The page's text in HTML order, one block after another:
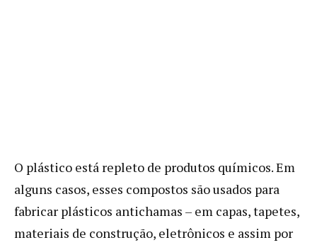
O plástico está repleto de produtos químicos. Em
alguns casos, esses compostos são usados para
fabricar plásticos antichamas – em capas, tapetes,
materiais de construção, eletrônicos e assim por